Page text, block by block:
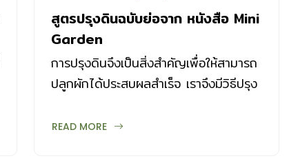
สูตรปรุงดินฉบับย่อจาก หนังสือ Mini
Garden
การปรุงดินจึงเป็นสิ่งสำคัญเพื่อให้สามารถ
ปลูกผักได้ประสบผลสำเร็จ เราจึงมีวิธีปรุง
ผลดีมาฝาก
READ MORE